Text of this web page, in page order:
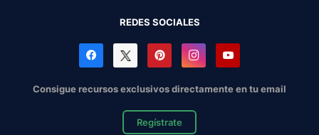
REDES SOCIALES
Consigue recursos exclusivos directamente en tu email
Regístrate